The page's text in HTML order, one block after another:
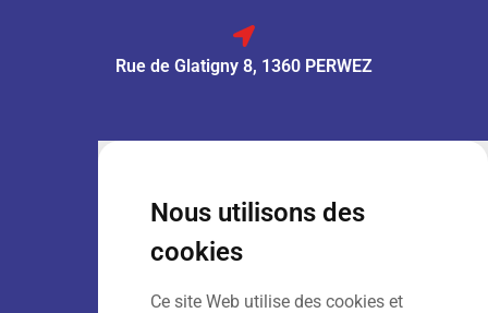
Nous utilisons des
cookies
Ce site Web utilise des cookies et
Rue de Glatigny 8, 1360 PERWEZ
: 9h00 – 13h00
Dim: Fermé
LOCATION :